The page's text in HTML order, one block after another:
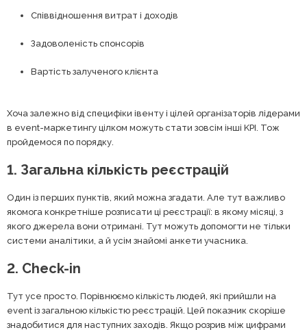
Співвідношення витрат і доходів
Задоволеність спонсорів
Вартість залученого клієнта
Хоча залежно від специфіки івенту і цілей організаторів лідерами
в event-маркетингу цілком можуть стати зовсім інші KPI. Тож
пройдемося по порядку.
1. Загальна кількість реєстрацій
Один із перших пунктів, який можна згадати. Але тут важливо
якомога конкретніше розписати ці реєстрації: в якому місяці, з
якого джерела вони отримані. Тут можуть допомогти не тільки
системи аналітики, а й усім знайомі анкети учасника.
2. Сheck-in
Тут усе просто. Порівнюємо кількість людей, які прийшли на
event із загальною кількістю реєстрацій. Цей показник скоріше
знадобитися для наступних заходів. Якщо розрив між цифрами